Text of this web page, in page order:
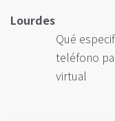
Lourdes
Qué
teléfono
virtual